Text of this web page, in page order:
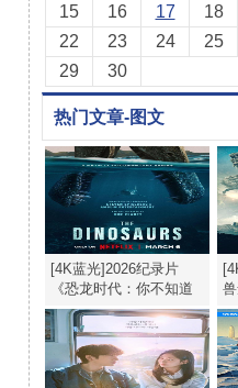
15
16 17 18
22
23 24 25
29
30
热门文章-图文
[4K蓝光]2026纪录片
《恐龙时代：你不知道
的故事》1080p.HD中英
双字